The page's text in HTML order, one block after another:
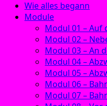
Wie alles begann
Module
Modul 01 –
Modul 02 –
Modul 03 – An
Modul 04 –
Modul 05 –
Modul 06 –
Modul 07 –